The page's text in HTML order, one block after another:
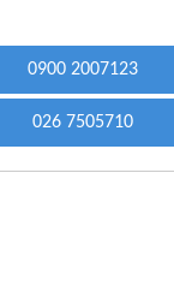
0900 2007123
026 7505710